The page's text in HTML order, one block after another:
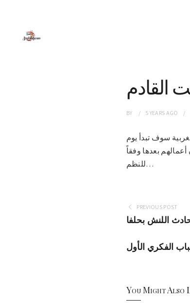
القادم
BY 5 YEARS AGO
الغربية سوف تبدأ يوم
العاملون المعنيون أعمالهم بعدها وفقاً
للنظم…
PREVIOUS POST
اللنش بحلفا
الفكري الأول
You Might Also